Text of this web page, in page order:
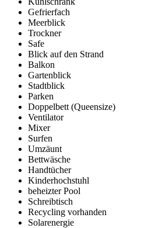
Gefrierfach
Meerblick
Trockner
Safe
Blick auf den Strand
Balkon
Gartenblick
Stadtblick
Parken
Doppelbett (Queensize)
Ventilator
Mixer
Surfen
Umzäunt
Bettwäsche
Handtücher
Kinderhochstuhl
beheizter Pool
Schreibtisch
Recycling vorhanden
Solarenergie